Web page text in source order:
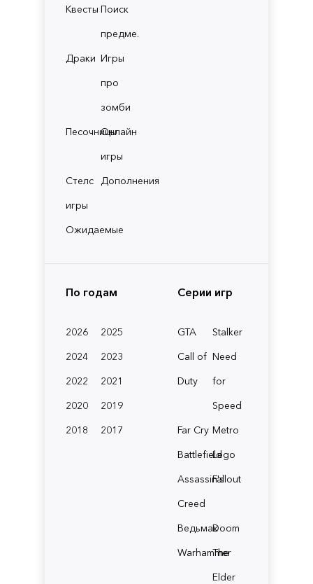
Квесты Поиск
предме.
Драки Игры
про
зомби
ПесочницыОнлайн
игры
Стелс
игры
Дополнения
Ожидаемые
По годам
2026
2025
2024
2023
2022
2021
2020
2019
2018
2017
Серии игр
GTA
Stalker
Call of
Duty
Need
for
Speed
Far Cry Metro
BattlefieldLego
Assassin's
Creed
Fallout
ВедьмакDoom
Warhammer
The
Elder